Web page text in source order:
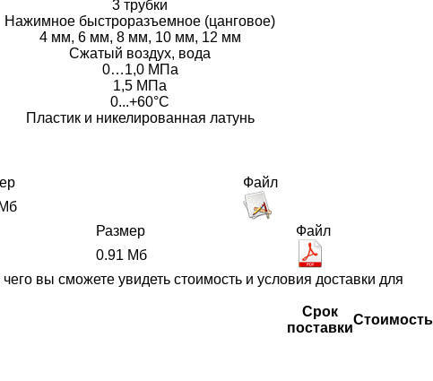
3 трубки
Нажимное быстроразъемное (цанговое)
4 мм, 6 мм, 8 мм, 10 мм, 12 мм
Сжатый воздух, вода
0…1,0 МПа
1,5 МПа
0...+60°С
Пластик и никелированная латунь
Файл
Размер
Файл
0.91 Мб
вы сможете увидеть стоимость и условия доставки для
Срок
поставки
Стоимость